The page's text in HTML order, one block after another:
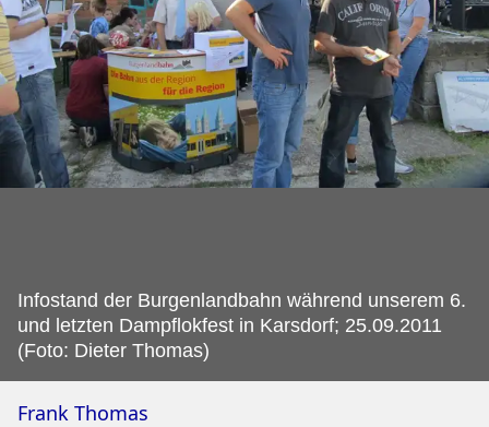
Infostand der Burgenlandbahn während unserem 6.
und letzten Dampflokfest in Karsdorf; 25.09.2011
(Foto: Dieter Thomas)
Frank Thomas